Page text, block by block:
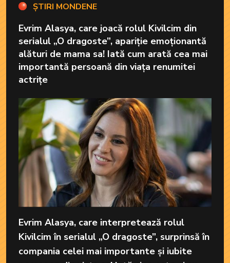
ȘTIRI MONDENE
Evrim Alasya, care joacă rolul Kivilcim din
serialul „O dragoste”, apariție emoționantă
alături de mama sa! Iată cum arată cea mai
importantă persoană din viața renumitei
actrițe
Evrim Alasya, care interpretează rolul
Kivilcim în serialul „O dragoste”, surprinsă în
compania celei mai importante și iubite